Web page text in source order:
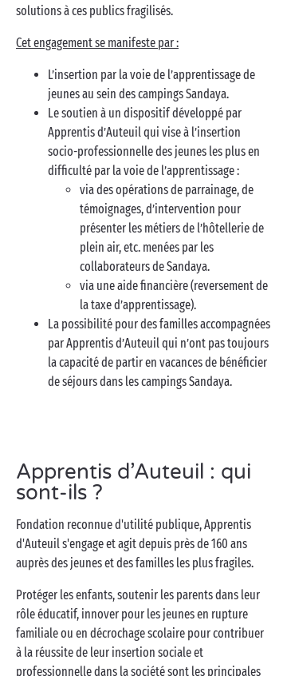
solutions à ces publics fragilisés.
Cet engagement se manifeste par :
L’insertion par la voie de l’apprentissage de
jeunes au sein des campings Sandaya.
Le soutien à un dispositif développé par
Apprentis d’Auteuil qui vise à l’insertion
socio-professionnelle des jeunes les plus en
difficulté par la voie de l’apprentissage :
via des opérations de parrainage, de
témoignages, d’intervention pour
présenter les métiers de l’hôtellerie de
plein air, etc. menées par les
collaborateurs de Sandaya.
via une aide financière (reversement de
la taxe d’apprentissage).
La possibilité pour des familles accompagnées
par Apprentis d’Auteuil qui n’ont pas toujours
la capacité de partir en vacances de bénéficier
de séjours dans les campings Sandaya.
Apprentis d’Auteuil : qui
sont-ils ?
Fondation reconnue d'utilité publique, Apprentis
d'Auteuil s'engage et agit depuis près de 160 ans
auprès des jeunes et des familles les plus fragiles.
Protéger les enfants, soutenir les parents dans leur
rôle éducatif, innover pour les jeunes en rupture
familiale ou en décrochage scolaire pour contribuer
à la réussite de leur insertion sociale et
professionnelle dans la société sont les principales